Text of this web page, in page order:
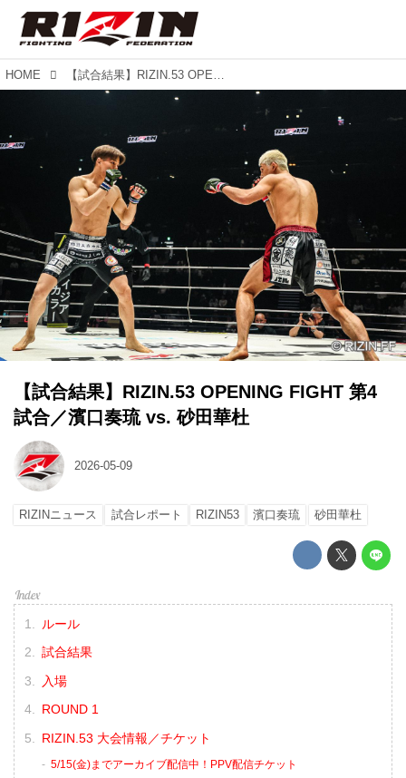
HOME 【試合結果】RIZIN.53 OPENING FIGHT 第4試合／濱口奏琉 vs. 砂田華杜
【試合結果】RIZIN.53 OPENING FIGHT 第4
試合／濱口奏琉 vs. 砂田華杜
2026-05-09
RIZINニュース 試合レポート RIZIN53 濱口奏琉 砂田華杜
ルール
試合結果
入場
ROUND 1
RIZIN.53 大会情報／チケット
5/15(金)までアーカイブ配信中！PPV配信チケット